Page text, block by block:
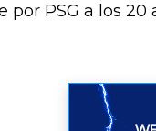
por PSG a los 20